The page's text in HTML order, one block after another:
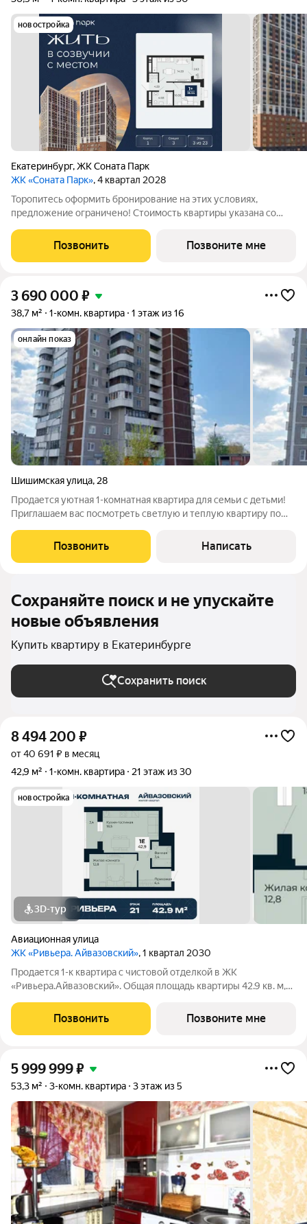
новостройка
Екатеринбург,ЖК Соната Парк
ЖК «Соната Парк», 4 квартал 2028
Торопитесь оформить бронирование на этих условиях,
предложение ограничено! Стоимость квартиры указана со
вопросам обращайтесь в офис продаж, наши менеджеры вам
все расскажут. 1-комн. квартира с
Позвонить Позвоните мне
3 690 000 ₽
38,7 м² 1-комн. квартира 1 этаж из 16
онлайн показ
Шишимская улица, 28
Продается уютная 1-комнатная квартира для семьи с детьми!
Приглашаем вас посмотреть светлую и теплую квартиру по
тепло, что особенно важно для комфортной жизни. Квартира
идеально подойдет для
Позвонить Написать
Сохраняйте поиск и не упускайте
новые объявления
Купить квартиру в Екатеринбурге
Сохранить поиск
8 494 200 ₽
от 40 691 ₽ в месяц
42,9 м²
1-комн. квартира 21 этаж из 30
новостройка
3D-тур
Авиационная улица
ЖК «Ривьера. Айвазовский», 1 квартал 2030
Продается 1-к квартира с чистовой отделкой в ЖК
«Ривьера.Айвазовский». Общая площадь квартиры 42.9 кв. м,
жилой квартал в районе Центр-Юг Екатеринбурга. Проект
ориентирован на жителей, которые
Позвонить Позвоните мне
5 999 999₽
53,3 м² 3-комн. квартира 3 этаж из 5